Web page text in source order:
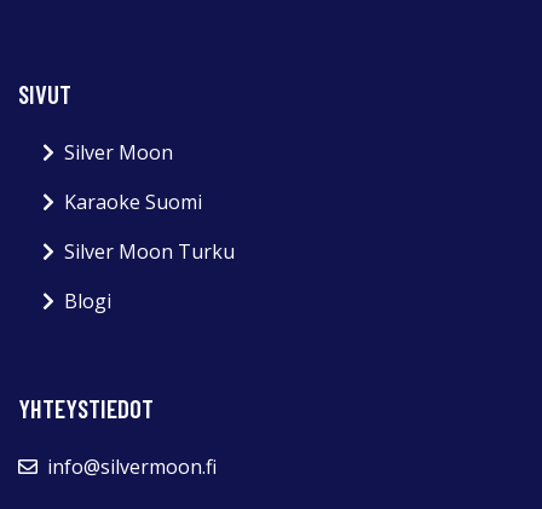
SIVUT
Silver Moon
Karaoke Suomi
Silver Moon Turku
Blogi
YHTEYSTIEDOT
info@silvermoon.fi